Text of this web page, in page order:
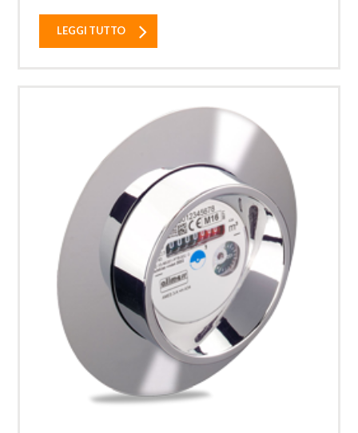
LEGGI TUTTO